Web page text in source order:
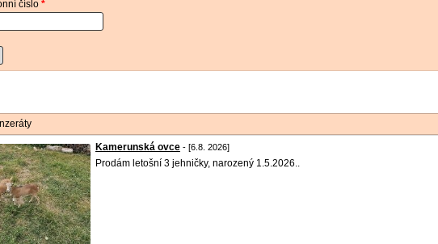
číslo *
Kamerunská ovce - [6.8. 2026]
Prodám letošní 3 jehničky, narozený 1.5.2026..